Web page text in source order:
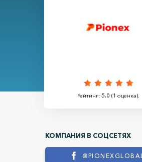
Рейтинг: 5.0 (1 оценка).
КОМПАНИЯ В СОЦСЕТЯХ
@PIONEXGLOBAL